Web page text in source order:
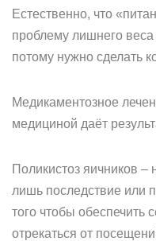
Естественно, что
проблему лишнего веса
потому нужно сделать
Медикаментозное
медициной даёт
Поликистоз яичников –
лишь последствие или
того чтобы обеспечить
отрекаться от